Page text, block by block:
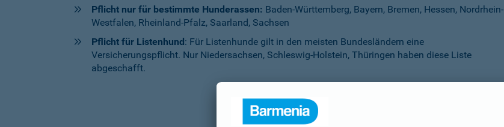
Pflicht nur für bestimmte Hunderassen: Baden-Württemberg, Bayern, Bremen, Hessen, Nordrhein-
Westfalen, Rheinland-Pfalz, Saarland, Sachsen
Pflicht für Listenhund: Für Listenhunde gilt in den meisten Bundesländern eine
Versicherungspflicht. Nur Niedersachsen, Schleswig-Holstein, Thüringen haben diese Liste
abgeschafft.